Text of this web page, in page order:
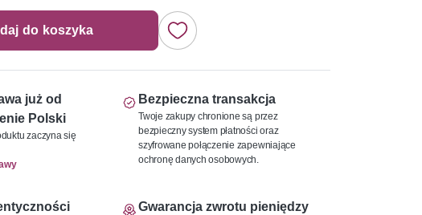
do koszyka
już od
Polski
zaczyna się
Bezpieczna transakcja
Twoje zakupy chronione są przez
bezpieczny system płatności oraz
szyfrowane połączenie zapewniające
ochronę danych osobowych.
Gwarancja zwrotu pieniędzy